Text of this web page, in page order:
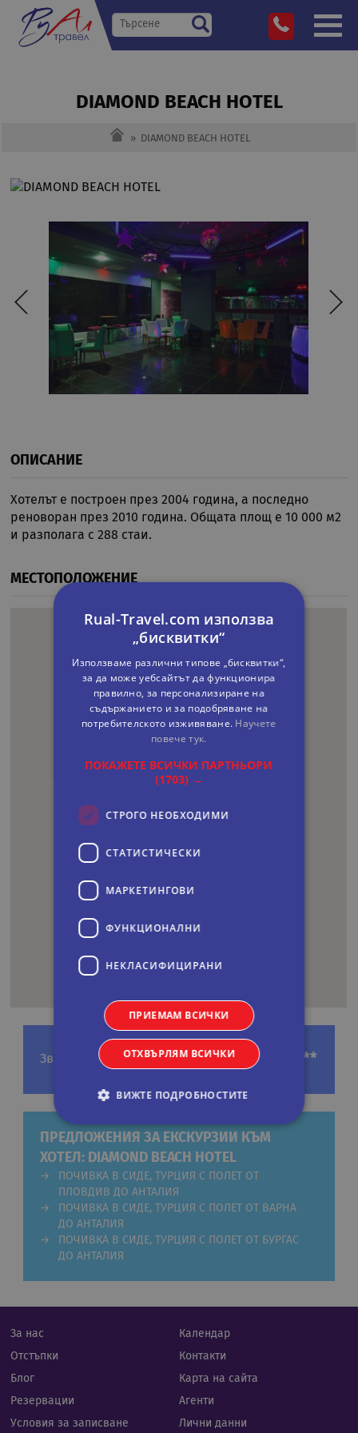
DIAMOND BEACH HOTEL
» DIAMOND BEACH HOTEL
ОПИСАНИЕ
Хотелът е построен през 2004 година, а последно
реноворан през 2010 година. Общата площ е 10 000 м2
и разполага с 288 стаи.
МЕСТОПОЛОЖЕНИЕ
Звезди *****
ПРЕДЛОЖЕНИЯ ЗА ЕКСКУРЗИИ КЪМ
ХОТЕЛ: DIAMOND BEACH HOTEL
ПОЧИВКА В СИДЕ, ТУРЦИЯ С ПОЛЕТ ОТ
ПЛОВДИВ ДО АНТАЛИЯ
ПОЧИВКА В СИДЕ, ТУРЦИЯ С ПОЛЕТ ОТ ВАРНА
ДО АНТАЛИЯ
ПОЧИВКА В СИДЕ, ТУРЦИЯ С ПОЛЕТ ОТ БУРГАС
ДО АНТАЛИЯ
За нас
Отстъпки
Блог
Резервации
Условия за записване
Календар
Контакти
Карта на сайта
Агенти
Лични данни
Rual-Travel.com използва
„бисквитки“
Използваме различни типове „бисквитки“,
за да може уебсайтът да функционира
правилно, за персонализиране на
съдържанието и за подобряване на
потребителското изживяване. Научете
повече тук.
ПОКАЖЕТЕ ВСИЧКИ ПАРТНЬОРИ
(1703) →
СТРОГО НЕОБХОДИМИ
СТАТИСТИЧЕСКИ
МАРКЕТИНГOВИ
ФУНКЦИОНАЛНИ
НЕКЛАСИФИЦИРАНИ
ПРИЕМАМ ВСИЧКИ
ОТХВЪРЛЯМ ВСИЧКИ
ВИЖТЕ ПОДРОБНОСТИТЕ
Строго необходими
Статистически
Маркетингoви
Функционални
Некласифицирани
Строго необходимите бисквитки позволяват
основната функционалност на уебсайта, като
потребителско влизане и управление на
правилно без строго необходими бисквитки.
Валиден
CookieScript
.rual-travel.com